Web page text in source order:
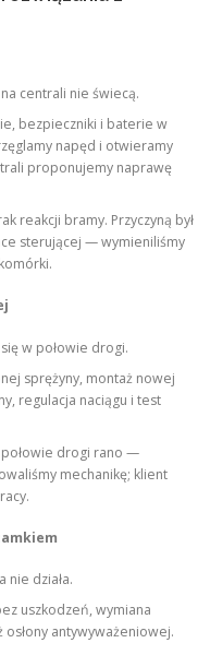
centrali nie świecą.
bezpieczniki i baterie w
napęd i otwieramy
proponujemy naprawę
reakcji bramy. Przyczyną był
sterującej — wymieniliśmy
w połowie drogi.
sprężyny, montaż nowej
regulacja naciągu i test
połowie drogi rano —
mechanikę; klient
nie działa.
uszkodzeń, wymiana
osłony antywyważeniowej.